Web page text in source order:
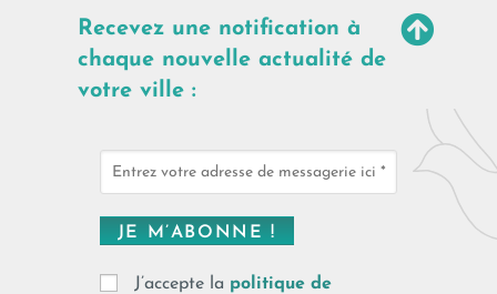
Recevez une notification à
chaque nouvelle actualité de
votre ville :
J’accepte la politique de